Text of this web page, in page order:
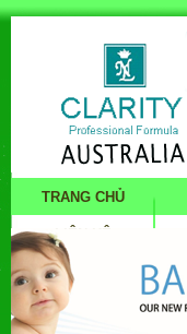
TRANG CHỦ
LIÊN HỆ